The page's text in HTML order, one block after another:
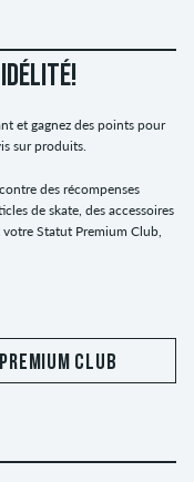
et gagnez des points pour
sur produits.
des récompenses
de skate, des accessoires
Statut Premium Club,
CLUB